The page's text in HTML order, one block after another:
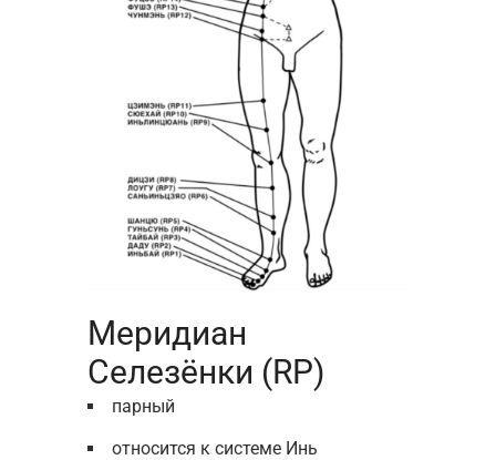
Меридиан
Селезёнки (RP)
парный
относится к системе Инь